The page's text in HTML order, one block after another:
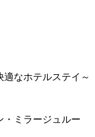
なホテルステイ～
・ミラージュルー